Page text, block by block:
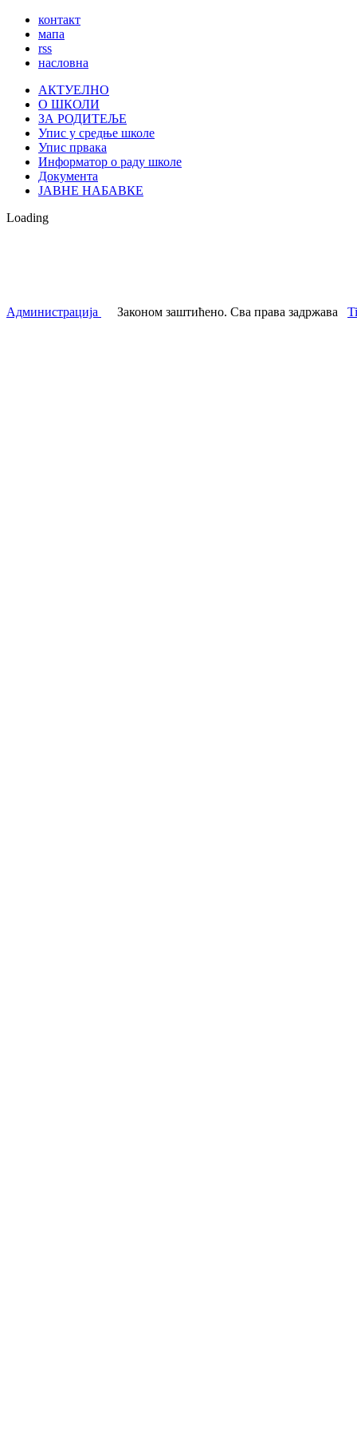
контакт
мапа
rss
насловна
АКТУЕЛНО
О ШКОЛИ
ЗА РОДИТЕЉЕ
Упис у средње школе
Упис првака
Информатор о раду школе
Документа
ЈАВНЕ НАБАВКЕ
Loading
Администрација Законом заштићено. Сва права задржава